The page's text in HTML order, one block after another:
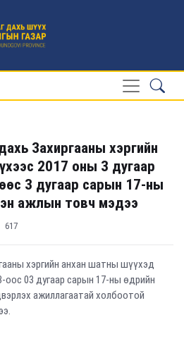
Захиргааны хэргийн
2017 оны 3 дугаар
3 дугаар сарын 17-ны
ажлын товч мэдээ
617
хэргийн анхан шатны шүүхэд
оос 03 дугаар сарын 17-ны өдрийн
ажиллагаатай холбоотой